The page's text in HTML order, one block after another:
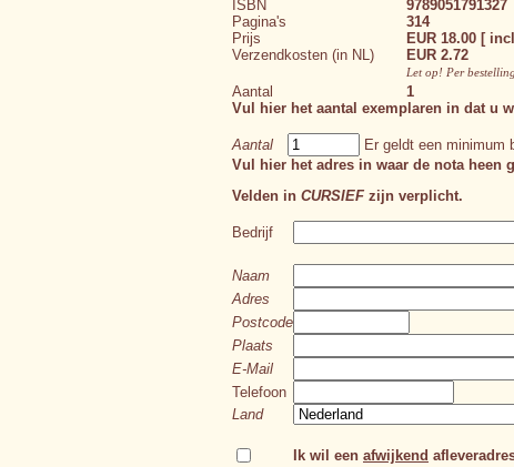
ISBN
9789051791327
Pagina's
314
Prijs
EUR 18.00 [
Verzendkosten (in NL)
EUR 2.72
Let op! Per
Aantal
1
Vul hier het aantal exemplaren in dat u
Aantal
Er geldt een minimum
Vul hier het adres in waar de nota heen
Velden in CURSIEF zijn verplicht.
Bedrijf
Naam
Adres
Postcode
Plaats
E-Mail
Telefoon
Land
Ik wil een afwijkend